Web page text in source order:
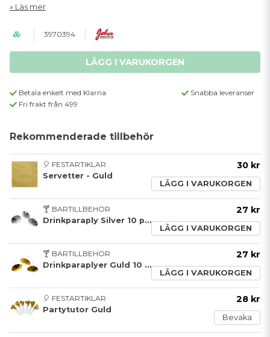
Läs mer
3970394
LÄGG I VARUKORGEN
Betala enkelt med Klarna
Snabba leveranser
Fri frakt från 499
Rekommenderade tillbehör
🎈 FESTARTIKLAR
Servetter - Guld
30 kr
LÄGG I VARUKORGEN
🍸 BARTILLBEHÖR
Drinkparaply Silver 10 pack
27 kr
LÄGG I VARUKORGEN
🍸 BARTILLBEHÖR
Drinkparaplyer Guld 10 pack
27 kr
LÄGG I VARUKORGEN
🎈 FESTARTIKLAR
Partytutor Guld
28 kr
Bevaka